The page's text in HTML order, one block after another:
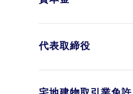
代表取締役